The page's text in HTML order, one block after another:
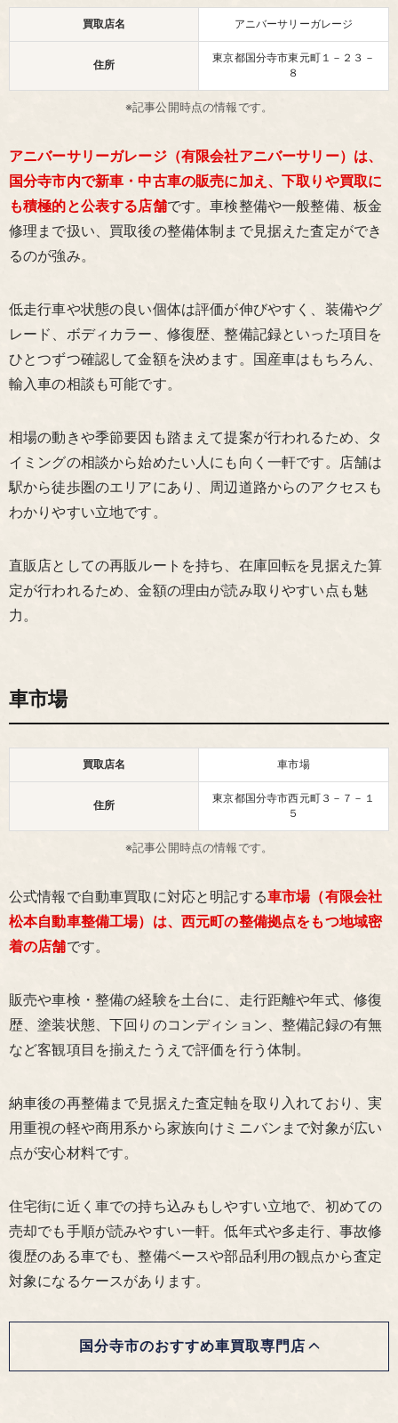
買取店名 アニバーサリーガレージ
住所
東京都国分寺市東元町１－２３－
８
※記事公開時点の情報です。
アニバーサリーガレージ（有限会社アニバーサリー）は、
国分寺市内で新車・中古車の販売に加え、下取りや買取に
も積極的と公表する店舗です。車検整備や一般整備、板金
修理まで扱い、買取後の整備体制まで見据えた査定ができ
るのが強み。
低走行車や状態の良い個体は評価が伸びやすく、装備やグ
レード、ボディカラー、修復歴、整備記録といった項目を
ひとつずつ確認して金額を決めます。国産車はもちろん、
輸入車の相談も可能です。
相場の動きや季節要因も踏まえて提案が行われるため、タ
イミングの相談から始めたい人にも向く一軒です。店舗は
駅から徒歩圏のエリアにあり、周辺道路からのアクセスも
わかりやすい立地です。
直販店としての再販ルートを持ち、在庫回転を見据えた算
定が行われるため、金額の理由が読み取りやすい点も魅
力。
車市場
買取店名 車市場
住所
東京都国分寺市西元町３－７－１
５
※記事公開時点の情報です。
公式情報で自動車買取に対応と明記する車市場（有限会社
松本自動車整備工場）は、西元町の整備拠点をもつ地域密
着の店舗です。
販売や車検・整備の経験を土台に、走行距離や年式、修復
歴、塗装状態、下回りのコンディション、整備記録の有無
など客観項目を揃えたうえで評価を行う体制。
納車後の再整備まで見据えた査定軸を取り入れており、実
用重視の軽や商用系から家族向けミニバンまで対象が広い
点が安心材料です。
住宅街に近く車での持ち込みもしやすい立地で、初めての
売却でも手順が読みやすい一軒。低年式や多走行、事故修
復歴のある車でも、整備ベースや部品利用の観点から査定
対象になるケースがあります。
国分寺市のおすすめ車買取専門店